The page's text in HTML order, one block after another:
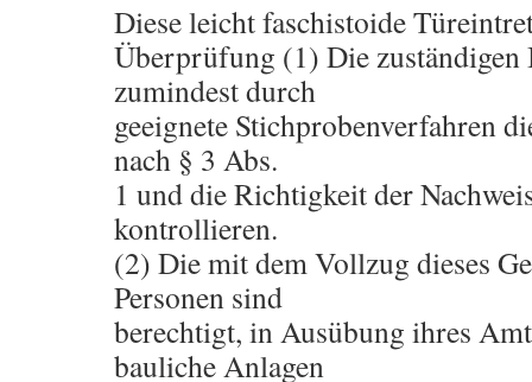
Diese leicht faschistoide
Überprüfung (1) Die zuständigen
zumindest durch
geeignete Stichprobenverfahren
nach § 3 Abs.
1 und die Richtigkeit der
kontrollieren.
(2) Die mit dem Vollzug dieses
Personen sind
berechtigt, in Ausübung ihres
bauliche Anlagen